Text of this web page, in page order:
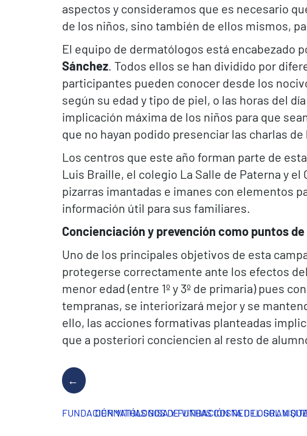
aspectos y consideramos que es necesario
de los niños, sino también de ellos mismos,
El equipo de dermatólogos está encabezado
Sánchez. Todos ellos se han dividido por
participantes pueden conocer desde los
según su edad y tipo de piel, o las horas del
implicación máxima de los niños para que
que no hayan podido presenciar las charlas
Los centros que este año forman parte de
Luis Braille, el colegio La Salle de Paterna y
pizarras imantadas e imanes con elementos
información útil para sus familiares.
Concienciación y prevención como puntos
Uno de los principales objetivos de esta
protegerse correctamente ante los efectos
menor edad (entre 1º y 3º de primaria) pues
tempranas, se interiorizará mejor y se
ello, las acciones formativas planteadas
que a posteriori conciencien al resto de
FUNDACIÓN VITHAS NISA Y FUNDACIÓN NED LOGRAN
DERMATÓLOGOS DE VITHAS COSTA DEL SOL